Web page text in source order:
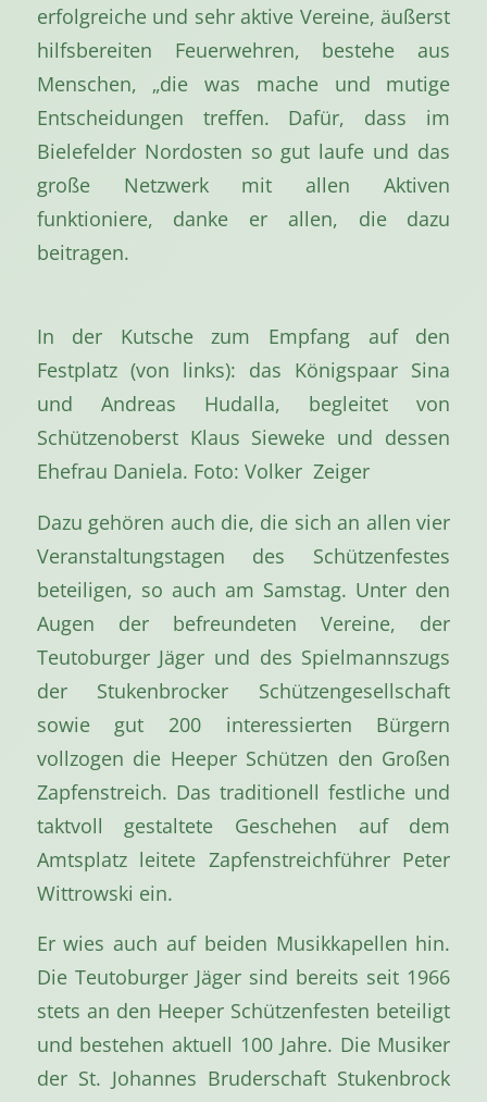
erfolgreiche und sehr aktive Vereine, äußerst
hilfsbereiten Feuerwehren, bestehe aus
Menschen, „die was mache und mutige
Entscheidungen treffen. Dafür, dass im
Bielefelder Nordosten so gut laufe und das
große Netzwerk mit allen Aktiven
funktioniere, danke er allen, die dazu
beitragen.
In der Kutsche zum Empfang auf den
Festplatz (von links): das Königspaar Sina
und Andreas Hudalla, begleitet von
Schützenoberst Klaus Sieweke und dessen
Ehefrau Daniela. Foto: Volker Zeiger
Dazu gehören auch die, die sich an allen vier
Veranstaltungstagen des Schützenfestes
beteiligen, so auch am Samstag. Unter den
Augen der befreundeten Vereine, der
Teutoburger Jäger und des Spielmannszugs
der Stukenbrocker Schützengesellschaft
sowie gut 200 interessierten Bürgern
vollzogen die Heeper Schützen den Großen
Zapfenstreich. Das traditionell festliche und
taktvoll gestaltete Geschehen auf dem
Amtsplatz leitete Zapfenstreichführer Peter
Wittrowski ein.
Er wies auch auf beiden Musikkapellen hin.
Die Teutoburger Jäger sind bereits seit 1966
stets an den Heeper Schützenfesten beteiligt
und bestehen aktuell 100 Jahre. Die Musiker
der St. Johannes Bruderschaft Stukenbrock